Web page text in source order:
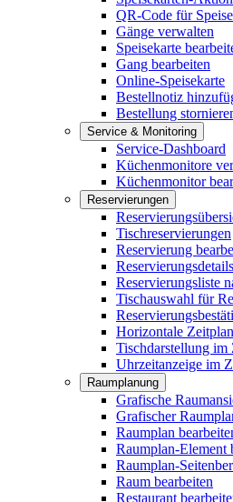
QR-Code für
Gänge verwalten
Speisekarte
Gang bearbeiten
Online-Speisekarte
Bestellnotiz
Bestellung
Service & Monitoring
Service-Dashboard
Küchenmonitore
Küchenmonitor
Reservierungen
Tischreservierungen
Reservierung
Reservierungsliste
Tischauswahl für
Horizontale
Tischdarstellung im
Uhrzeitanzeige im
Raumplanung
Grafische
Grafischer
Raumplan
Raumplan-Element
Raumplan-
Raum bearbeiten
Restaurant